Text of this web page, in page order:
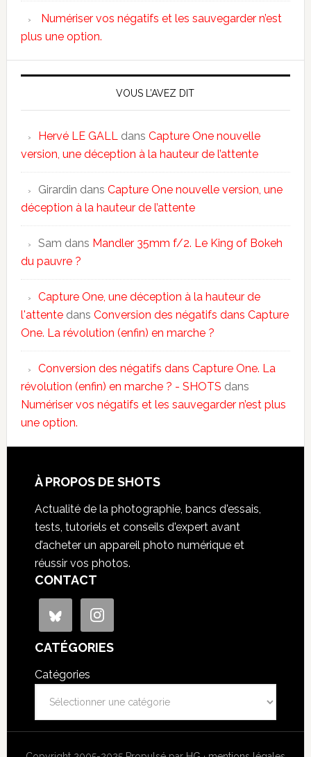
Numériser vos négatifs et les sauvegarder n’est
plus une option.
VOUS L’AVEZ DIT
Hervé LE GALL dans Capture One nouvelle
version, une déception à la hauteur de l’attente
Girardin dans Capture One nouvelle version, une
déception à la hauteur de l’attente
Sam dans Mandler 35mm f/2. Le King of Bokeh
du pauvre ?
Capture One, une déception à la hauteur de
l'attentedans Conversion des négatifs dans Capture
One. La révolution (enfin) en marche ?
Conversion des négatifs dans Capture One. La
révolution (enfin) en marche ? - SHOTS dans
Numériser vos négatifs et les sauvegarder n’est plus
une option.
À PROPOS DE SHOTS
Actualité de la photographie, bancs d'essais,
tests, tutoriels et conseils d'expert avant
d’acheter un appareil photo numérique et
réussir vos photos.
CONTACT
CATÉGORIES
Catégories